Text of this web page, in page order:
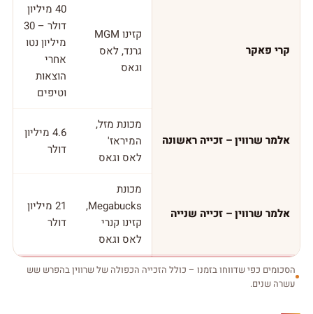
קרי פאקר
קזינו MGM
גרנד, לאס
וגאס
40 מיליון
דולר – 30
מיליון נטו
אחרי
הוצאות
וטיפים
אלמר שרווין – זכייה ראשונה
מכונת מזל,
המיראז'
לאס וגאס
4.6 מיליון
דולר
אלמר שרווין – זכייה שנייה
מכונת
Megabucks,
קזינו קנרי
לאס וגאס
21 מיליון
דולר
הסכומים כפי שדווחו בזמנו – כולל הזכייה הכפולה של שרווין בהפרש שש
עשרה שנים.